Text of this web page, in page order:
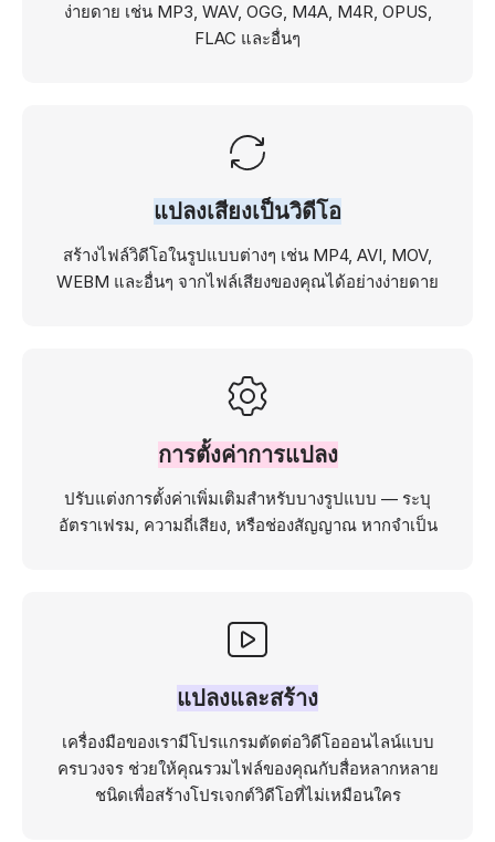
ง่ายดาย เช่น MP3, WAV, OGG, M4A, M4R, OPUS,
FLAC และอื่นๆ
แปลงเสียงเป็นวิดีโอ
สร้างไฟล์วิดีโอในรูปแบบต่างๆ เช่น MP4, AVI, MOV,
WEBM และอื่นๆ จากไฟล์เสียงของคุณได้อย่างง่ายดาย
การตั้งค่าการแปลง
ปรับแต่งการตั้งค่าเพิ่มเติมสำหรับบางรูปแบบ — ระบุ
อัตราเฟรม, ความถี่เสียง, หรือช่องสัญญาณ หากจำเป็น
แปลงและสร้าง
เครื่องมือของเรามีโปรแกรมตัดต่อวิดีโอออนไลน์แบบ
ครบวงจร ช่วยให้คุณรวมไฟล์ของคุณกับสื่อหลากหลาย
ชนิดเพื่อสร้างโปรเจกต์วิดีโอที่ไม่เหมือนใคร